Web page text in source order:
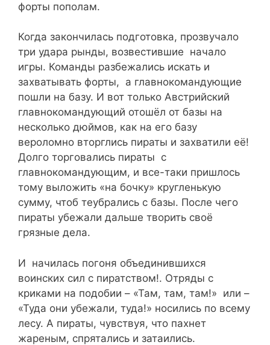
форты пополам.
Когда закончилась подготовка, прозвучало
три удара рынды, возвестившие начало
игры. Команды разбежались искать и
захватывать форты, а главнокомандующие
пошли на базу. И вот только Австрийский
главнокомандующий отошёл от базы на
несколько дюймов, как на его базу
вероломно вторглись пираты и захватили её!
Долго торговались пираты с
главнокомандующим, и все-таки пришлось
тому выложить «на бочку» кругленькую
сумму, чтоб теубрались с базы. После чего
пираты убежали дальше творить своё
грязные дела.
И начилась погоня объединившихся
воинских сил с пиратством!. Отряды с
криками на подобии – «Там, там, там!» или –
«Туда они убежали, туда!» носились по всему
лесу. А пираты, чувствуя, что пахнет
жареным, спрятались и затаились.